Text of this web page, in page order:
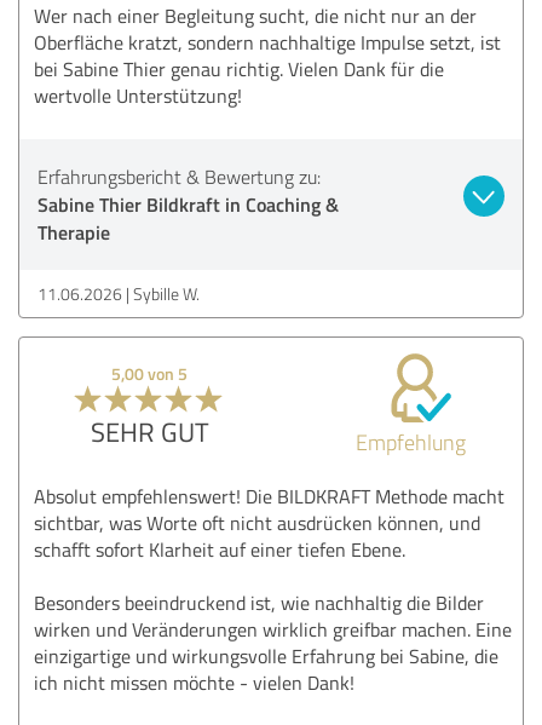
Wer nach einer Begleitung sucht, die nicht nur an der
Oberfläche kratzt, sondern nachhaltige Impulse setzt, ist
bei Sabine Thier genau richtig. Vielen Dank für die
wertvolle Unterstützung!
Erfahrungsbericht & Bewertung zu:
Sabine Thier Bildkraft in Coaching &
Therapie
11.06.2026 Sybille W.
5,00 von 5
SEHR GUT Empfehlung
Absolut empfehlenswert! Die BILDKRAFT Methode macht
sichtbar, was Worte oft nicht ausdrücken können, und
schafft sofort Klarheit auf einer tiefen Ebene.
Besonders beeindruckend ist, wie nachhaltig die Bilder
wirken und Veränderungen wirklich greifbar machen. Eine
einzigartige und wirkungsvolle Erfahrung bei Sabine, die
ich nicht missen möchte - vielen Dank!